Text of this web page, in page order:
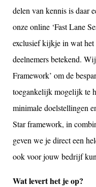
delen van kennis is daar
onze online ‘Fast Lane
exclusief kijkje in wat
deelnemers betekend.
Framework’ om de
toegankelijk mogelijk te
minimale doelstellingen
Star framework, in
geven we je direct een
ook voor jouw bedrijf
Wat levert het je op?